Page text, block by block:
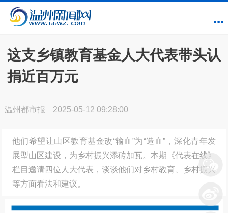
这支乡镇教育基金人大代表带头认
捐近百万元
温州都市报 2025-05-12 09:28:00
他们希望让山区教育基金改“输血”为“造血”，深化青年发
展型山区建设，为乡村振兴添砖加瓦。本期《代表在线》
栏目邀请四位人大代表，谈谈他们对乡村教育、乡村振兴
等方面看法和建议。